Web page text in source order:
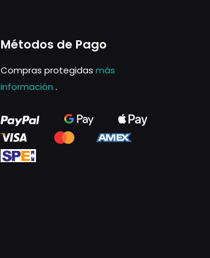
Métodos de Pago
Compras protegidas más
información .